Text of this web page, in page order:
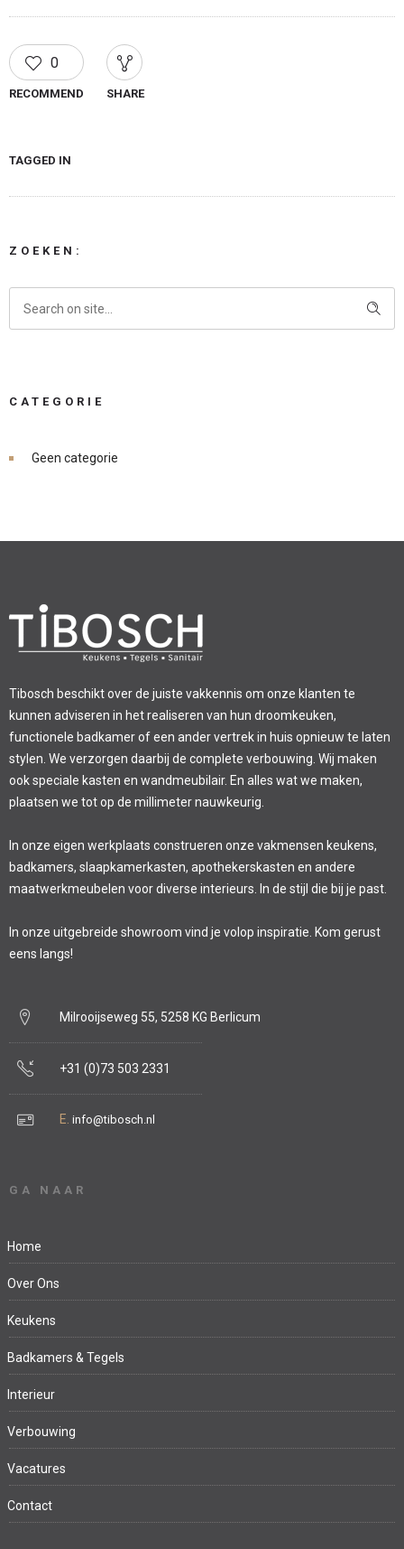
0
RECOMMEND SHARE
TAGGED IN
ZOEKEN:
CATEGORIE
Geen categorie
Tibosch beschikt over de juiste vakkennis om onze klanten te
kunnen adviseren in het realiseren van hun droomkeuken,
functionele badkamer of een ander vertrek in huis opnieuw te laten
stylen. We verzorgen daarbij de complete verbouwing. Wij maken
ook speciale kasten en wandmeubilair. En alles wat we maken,
plaatsen we tot op de millimeter nauwkeurig.
In onze eigen werkplaats construeren onze vakmensen keukens,
badkamers, slaapkamerkasten, apothekerskasten en andere
maatwerkmeubelen voor diverse interieurs. In de stijl die bij je past.
In onze uitgebreide showroom vind je volop inspiratie. Kom gerust
eens langs!
Milrooijseweg 55, 5258 KG Berlicum
+31 (0)73 503 2331
E. info@tibosch.nl
GA NAAR
Home
Over Ons
Keukens
Badkamers & Tegels
Interieur
Verbouwing
Vacatures
Contact